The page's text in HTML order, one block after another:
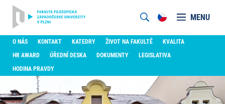
MENU
O NÁS KONTAKT KATEDRY ŽIVOT NA FAKULTĚ
KVALITA
HR AWARD
ÚŘEDNÍ DESKA DOKUMENTY
LEGISLATIVA
HODINA PRAVDY